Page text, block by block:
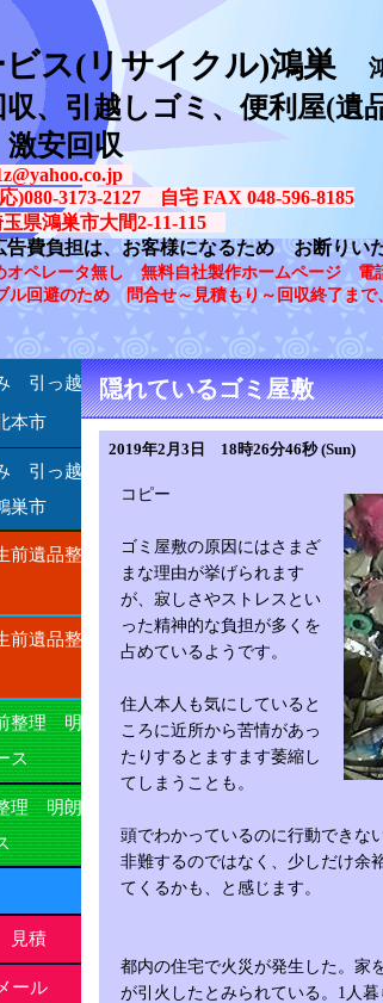
ス(リサイクル)鴻巣
、引越しゴミ、便利屋(遺
安回収
)080-3173-2127 自宅 FAX 048-596-8185
県鴻巣市大間2-11-115
告費負担は、お客様になるため お断り
オペレータ無し 無料自社製作ホームページ 電
ル回避のため 問合せ～見積もり～回収終了まで
隠れているゴミ屋敷
2019年2月3日 18時26分46秒 (Sun)
コピー
ゴミ屋敷の原因にはさまざ
まな理由が挙げられます
が、寂しさやストレスとい
った精神的な負担が多くを
占めているようです。
住人本人も気にしていると
ころに近所から苦情があっ
たりするとますます萎縮し
てしまうことも。
頭でわかっているのに行動できな
非難するのではなく、少しだけ余
てくるかも、と感じます。
都内の住宅で火災が発生した。家
が引火したとみられている。1人
引っ越
本市
引っ越
巣市
前遺品整
前遺品整
整理 明
ス
理 明朗
見積
ール